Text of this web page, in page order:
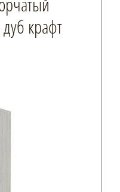
крафт